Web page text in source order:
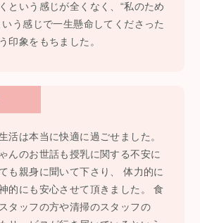
という感じが全くなく、“私のため
いう感じで一生懸命してくださった
印象をもちました。
活は本当に快適に過ごせました。
んのお世話も授乳に関する不安に
も親身に聞いて下さり、 体力的に
的にも安心させて頂きました。 食
タッフの方や清掃のスタッフの